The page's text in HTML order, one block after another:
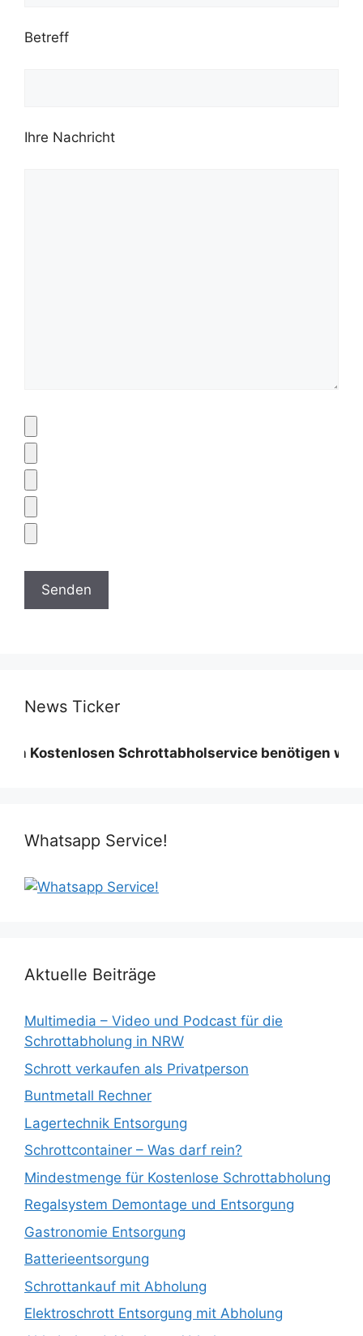
Betreff
Ihre Nachricht
News Ticker
Schrottabholservice benötigen wir eine
Whatsapp Service!
Aktuelle Beiträge
Multimedia – Video und Podcast für die
Schrottabholung in NRW
Schrott verkaufen als Privatperson
Buntmetall Rechner
Lagertechnik Entsorgung
Schrottcontainer – Was darf rein?
Mindestmenge für Kostenlose Schrottabholung
Regalsystem Demontage und Entsorgung
Gastronomie Entsorgung
Batterieentsorgung
Schrottankauf mit Abholung
Elektroschrott Entsorgung mit Abholung